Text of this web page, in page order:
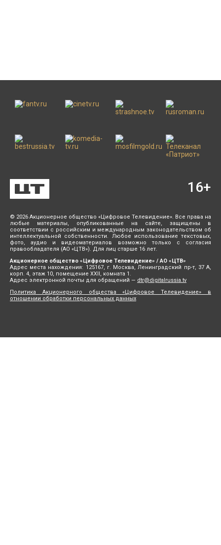
© 2026 Акционерное общество «Цифровое Телевидение». Все права на
любые материалы, опубликованные на сайте, защищены в
соответствии с российским и международным законодательством об
интеллектуальной собственности. Любое использование текстовых,
фото, аудио и видеоматериалов возможно только с согласия
правообладателя (АО «ЦТВ»). Для лиц старше 16 лет.
Акционерное общество «Цифровое Телевидение» / АО «ЦТВ»
Адрес места нахождения: 125167, г. Москва, Ленинградский пр-т, 37 А,
корп. 4, этаж 10, помещение XXII, комната 1.
Адрес электронной почты для обращений — dtr@digitalrussia.tv
Политика Акционерного общества «Цифровое Телевидение» в
отношении обработки персональных данных
16+